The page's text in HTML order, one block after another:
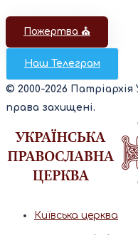
Пожертва ⛪️
Наш Телеграм
© 2000-2026 Патріархія
права захищені.
Київська церква